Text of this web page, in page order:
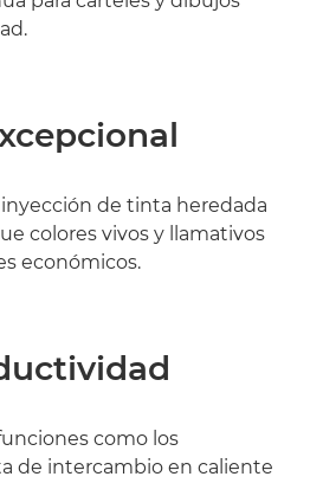
de tinta heredada
colores vivos y llamativos
económicos.
como los
de intercambio en caliente